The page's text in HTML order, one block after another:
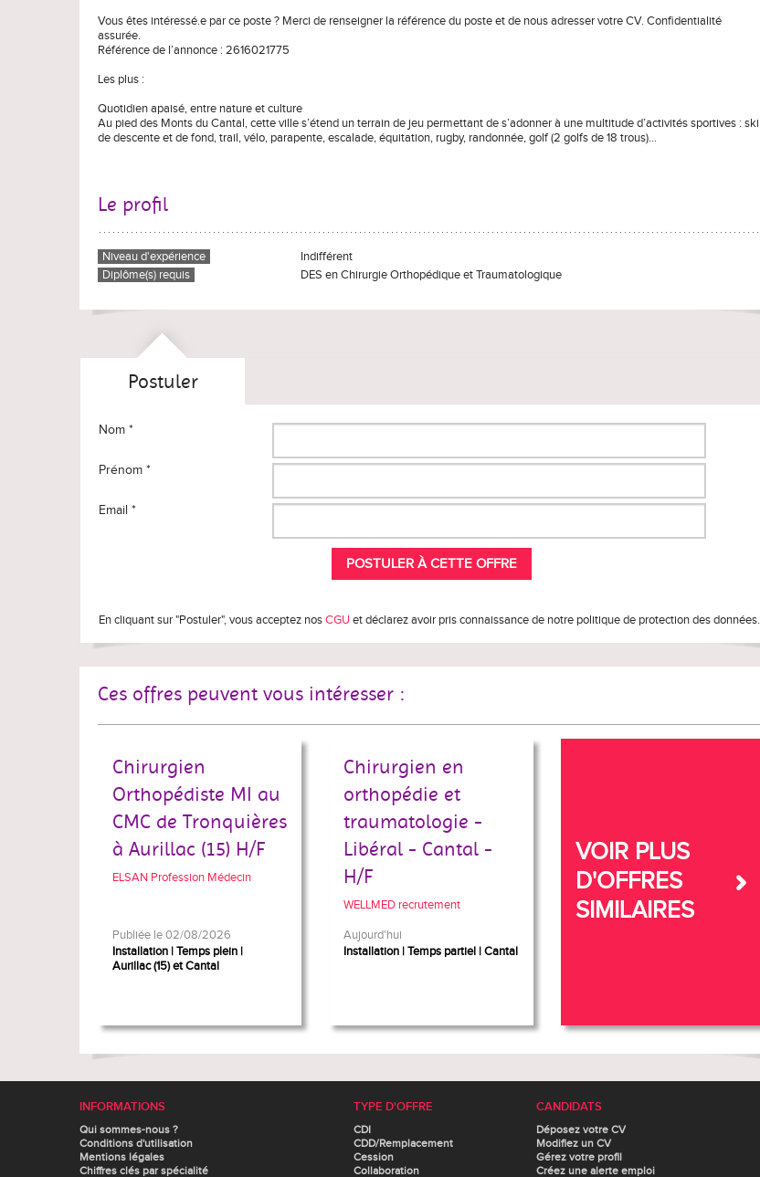
Vous êtes intéressé.e par ce poste ? Merci de renseigner la référence du poste et de nous adresser votre CV. Confidentialité
assurée.
Référence de l’annonce : 2616021775
Les plus :
Quotidien apaisé, entre nature et culture
Au pied des Monts du Cantal, cette ville s’étend un terrain de jeu permettant de s’adonner à une multitude d’activités sportives : ski
de descente et de fond, trail, vélo, parapente, escalade, équitation, rugby, randonnée, golf (2 golfs de 18 trous)…
Le profil
Niveau d'expérience
Indifférent
Diplôme(s) requis
DES en Chirurgie Orthopédique et Traumatologique
Postuler
Nom *
Prénom *
Email *
En cliquant sur "Postuler", vous acceptez nosCGU et déclarez avoir pris connaissance de notre politique de protection des données.
Ces offres peuvent vous intéresser :
Chirurgien
Orthopédiste MI au
CMC de Tronquières
à Aurillac (15) H/F
ELSAN Profession Médecin
Publiée le 02/08/2026
Installation Temps plein
Aurillac (15) et Cantal
Chirurgien en
orthopédie et
traumatologie -
Libéral - Cantal -
H/F
WELLMED recrutement
Aujourd'hui
Installation Temps partiel Cantal
VOIR PLUS
D'OFFRES
SIMILAIRES
INFORMATIONS
Qui sommes-nous ?
Conditions d'utilisation
Mentions légales
Chiffres clés par spécialité
TYPE D'OFFRE
CDI
CDD/Remplacement
Cession
Collaboration
CANDIDATS
Déposez votre CV
Modifiez un CV
Gérez votre profil
Créez une alerte emploi